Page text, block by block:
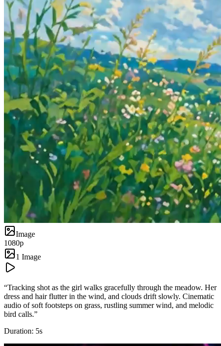
Image
1080p
1 Image
“Tracking shot as the girl walks gracefully through the meadow. Her
dress and hair flutter in the wind, and clouds drift slowly. Cinematic
audio of soft footsteps on grass, rustling summer wind, and melodic
bird calls.”
Duration: 5s